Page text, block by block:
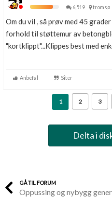
6,519
tromsø
Om du vil , så prøv med 45
forhold til støttemur av
"kortklippt"...Klippes best med
Anbefal Siter
1 2 3
Delta i
GÅ TIL FORUM
Oppussing og nybygg